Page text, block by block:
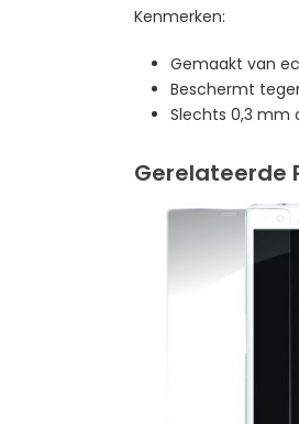
Kenmerken:
Gemaakt van
Beschermt
Slechts 0,3 mm
Gerelateerde